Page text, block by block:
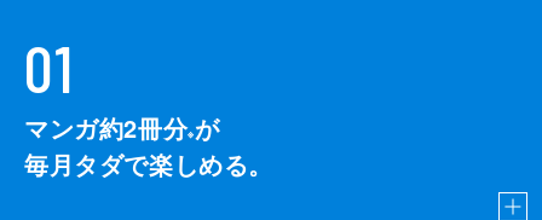
01
マンガ約2冊分※が
毎月タダで楽しめる。